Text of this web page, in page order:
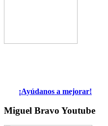
¡Ayúdanos a mejorar!
Miguel Bravo Youtube